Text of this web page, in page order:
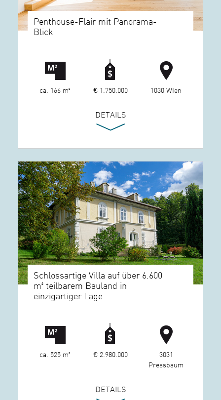
Penthouse-Flair mit Panorama-
Blick
ca. 166 m² € 1.750.000 1030 WIen
DETAILS
Schlossartige Villa auf über 6.600
m² teilbarem Bauland in
einzigartiger Lage
ca. 525 m² € 2.980.000
3031
Pressbaum
DETAILS